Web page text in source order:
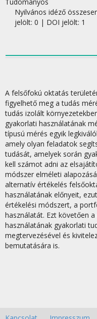
Nyilvános idéző
jelölt: 0 | DOI jelölt: 1
A felsőfokú oktatás
figyelhető meg a tudás
tudás izolált
gyakorlati használatának
típusú mérés egyik
amely olyan feladatok
tudását, amelyek során
kell számot adni az
módszer elméleti
alternatív értékelés
használatának előnyeit,
értékelési módszert, a
használatát. Ezt követően
használatának gyakorlati
megtervezésével és
bemutatására is.